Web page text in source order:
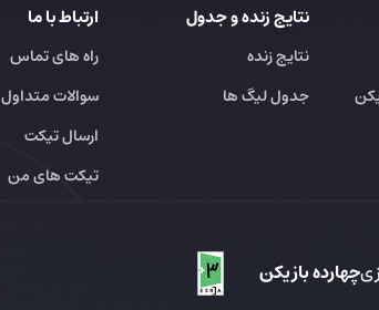
نتایج زنده و جدول
نتایج زنده
جدول لیگ ها
ارتباط با ما
راه های تماس
سوالات متداول
ارسال تیکت
تیکت های من
چهارده بازیکن